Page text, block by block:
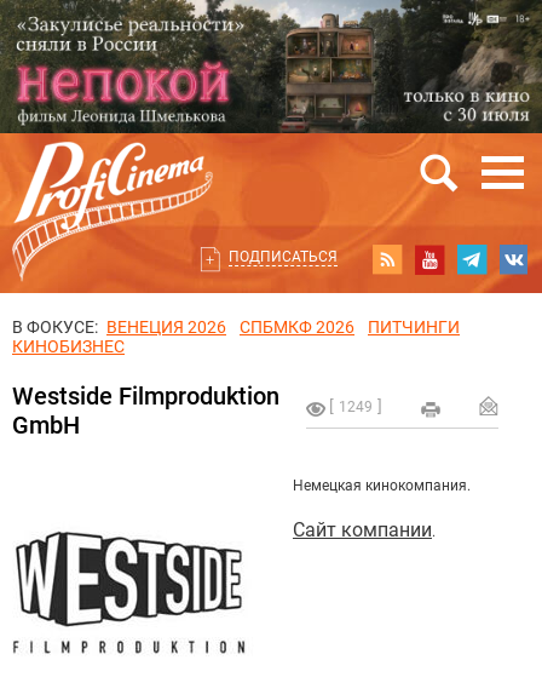
ПОДПИСАТЬСЯ
В ФОКУСЕ: ВЕНЕЦИЯ 2026 СПБМКФ 2026
ПИТЧИНГИ
КИНОБИЗНЕС
1249
Westside Filmproduktion
GmbH
Немецкая кинокомпания.
Сайт компании.